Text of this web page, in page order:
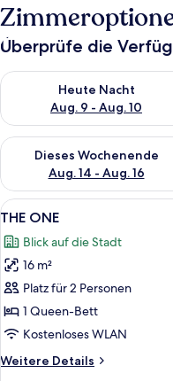
Überprüfe die
Heute Nacht
Aug. 9 - Aug. 10
Überprüfe die
Dieses Wochenende
Aug. 14 - Aug. 16
Überprüfe die
Alle
Fotos
für
THE
ONE
anzeigen
4
THE ONE
Blick auf die Stadt
16 m²
Platz für 2 Personen
1 Queen-Bett
Kostenloses WLAN
Weitere Details
Weitere